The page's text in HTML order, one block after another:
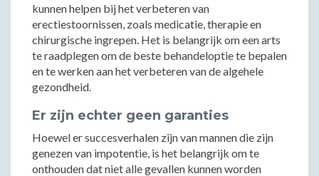
kunnen helpen bij het verbeteren van
erectiestoornissen, zoals medicatie, therapie en
chirurgische ingrepen. Het is belangrijk om een arts
te raadplegen om de beste behandeloptie te bepalen
en te werken aan het verbeteren van de algehele
gezondheid.
Er zijn echter geen garanties
Hoewel er succesverhalen zijn van mannen die zijn
genezen van impotentie, is het belangrijk om te
onthouden dat niet alle gevallen kunnen worden